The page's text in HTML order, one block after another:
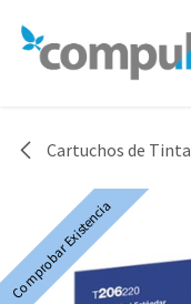
Cartuchos de Tinta
Comprobar Existencia